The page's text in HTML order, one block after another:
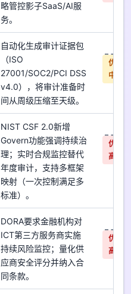
略管控影子SaaS/AI服
务。
自动化生成审计证据包
（ISO
27001/SOC2/PCI DSS
v4.0），将审计准备时
间从周级压缩至天级。
优先
中
NIST CSF 2.0新增
Govern功能强调持续治
理；实时合规监控替代
年度审计，支持多框架
映射（一次控制满足多
标准）。
优先
高
DORA要求金融机构对
ICT第三方服务商实施
持续风险监控；量化供
应商安全评分并纳入合
同条款。
优先
高